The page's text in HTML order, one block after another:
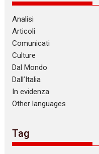
Analisi
Articoli
Comunicati
Culture
Dal Mondo
Dall’Italia
In evidenza
Other languages
Tag